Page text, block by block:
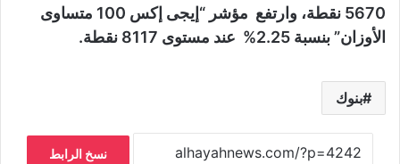
5670 نقطة، وارتفع مؤشر “إيجى إكس 100 متساوى
الأوزان” بنسبة 2.25% عند مستوى 8117 نقطة.
بنوك
نسخ الرابط